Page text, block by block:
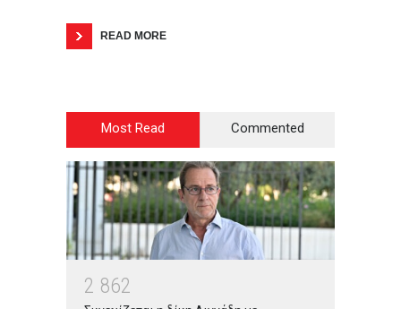
READ MORE
Most Read Commented
2 862